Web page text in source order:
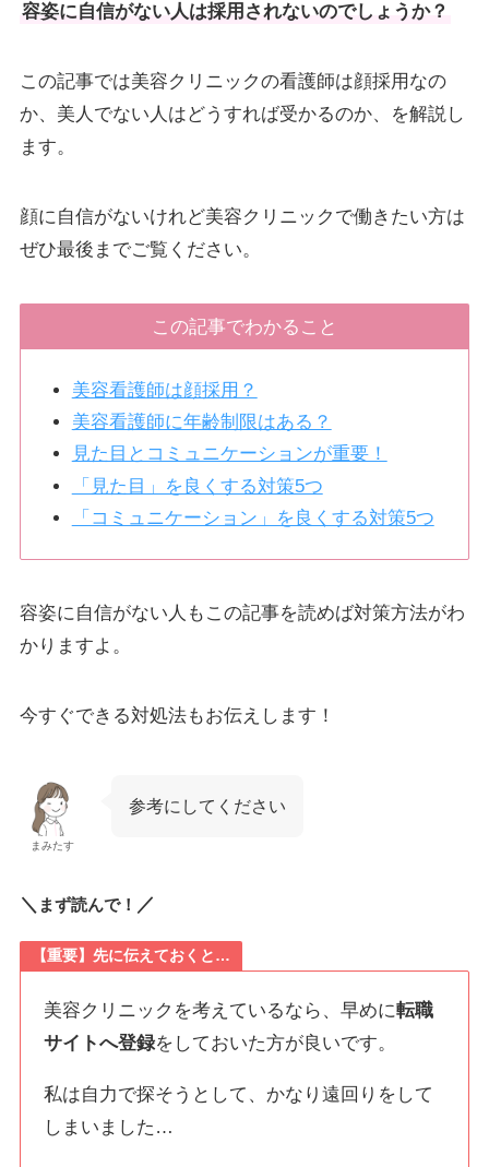
容姿に自信がない人は採用されないのでしょうか？
この記事では美容クリニックの看護師は顔採用なの
か、美人でない人はどうすれば受かるのか、を解説し
ます。
顔に自信がないけれど美容クリニックで働きたい方は
ぜひ最後までご覧ください。
この記事でわかること
美容看護師は顔採用？
美容看護師に年齢制限はある？
見た目とコミュニケーションが重要！
「見た目」を良くする対策5つ
「コミュニケーション」を良くする対策5つ
容姿に自信がない人もこの記事を読めば対策方法がわ
かりますよ。
今すぐできる対処法もお伝えします！
まみたす
参考にしてください
＼ まず読んで！ ／
【重要】先に伝えておくと…
美容クリニックを考えているなら、早めに転職
サイトへ登録をしておいた方が良いです。
私は自力で探そうとして、かなり遠回りをして
しまいました…